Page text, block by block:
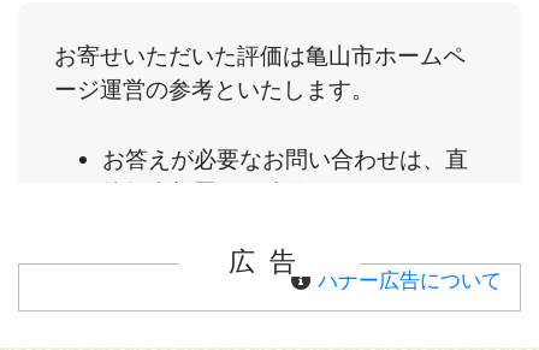
広告
バナー広告について